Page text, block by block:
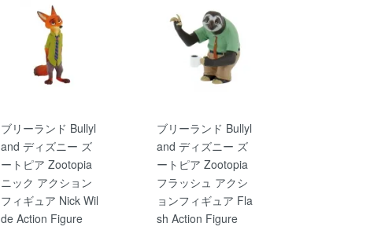
ブリーランド Bullyl
and ディズニー ズ
ートピア Zootopia
ニック アクション
フィギュア Nick Wil
de Action Figure
ブリーランド Bullyl
and ディズニー ズ
ートピア Zootopia
フラッシュ アクシ
ョンフィギュア Fla
sh Action Figure